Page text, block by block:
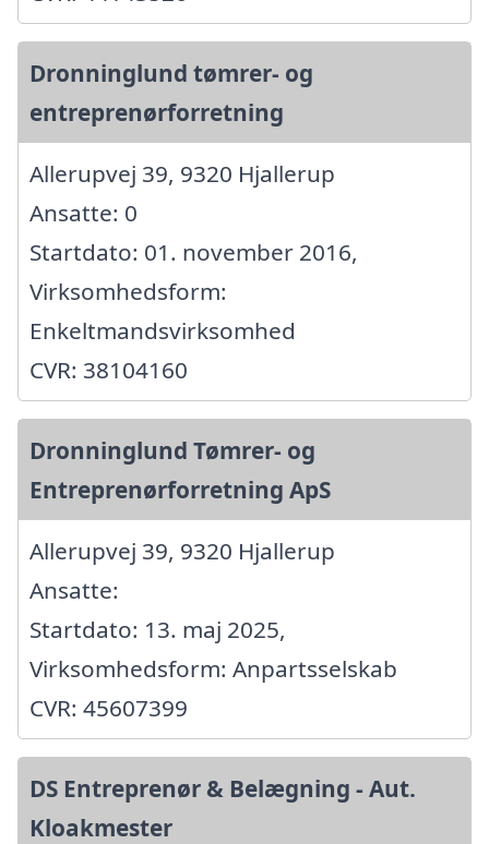
Dronninglund tømrer- og
entreprenørforretning
Allerupvej 39, 9320 Hjallerup
Ansatte: 0
Startdato: 01. november 2016,
Virksomhedsform:
Enkeltmandsvirksomhed
CVR: 38104160
Dronninglund Tømrer- og
Entreprenørforretning ApS
Allerupvej 39, 9320 Hjallerup
Ansatte:
Startdato: 13. maj 2025,
Virksomhedsform: Anpartsselskab
CVR: 45607399
DS Entreprenør & Belægning - Aut.
Kloakmester